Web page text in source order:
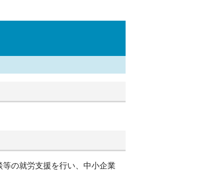
の就労支援を行い、中小企業